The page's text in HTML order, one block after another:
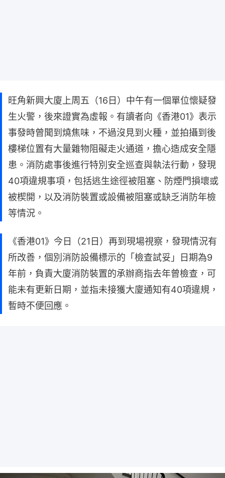
旺角新興大廈上周五（16日）中午有一個單位懷疑發
生火警，後來證實為虛報。有讀者向《香港01》表示
事發時曾聞到燒焦味，不過沒見到火種，並拍攝到後
樓梯位置有大量雜物阻礙走火通道，擔心造成安全隱
患。消防處事後進行特別安全巡查與執法行動，發現
40項違規事項，包括逃生途徑被阻塞、防煙門損壞或
被楔開，以及消防裝置或設備被阻塞或缺乏消防年檢
等情況。
《香港01》今日（21日）再到現場視察，發現情況有
所改善，個別消防設備標示的「檢查試妥」日期為9
年前，負責大廈消防裝置的承辦商指去年曾檢查，可
能未有更新日期，並指未接獲大廈通知有40項違規，
暫時不便回應。